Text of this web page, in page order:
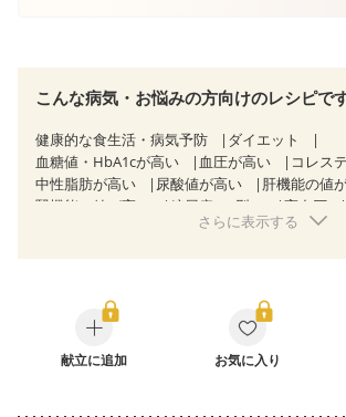
こんな病気・お悩みの方向けのレシピで
健康的な食生活・病気予防
ダイエット
血糖値・HbA1cが高い
血圧が高い
コレス
中性脂肪が高い
尿酸値が高い
肝機能の値
腎機能の値が高い
糖尿病（2型）
高血圧
胃ポリープ
胆石症
CKD（ステージ１）
CKD（ステージ２）
乳がん（抗がん剤治療中）
乳がん（ホルモ
乳がん（放射線治療中）
さらに表示する
献立に追加 お気に入り